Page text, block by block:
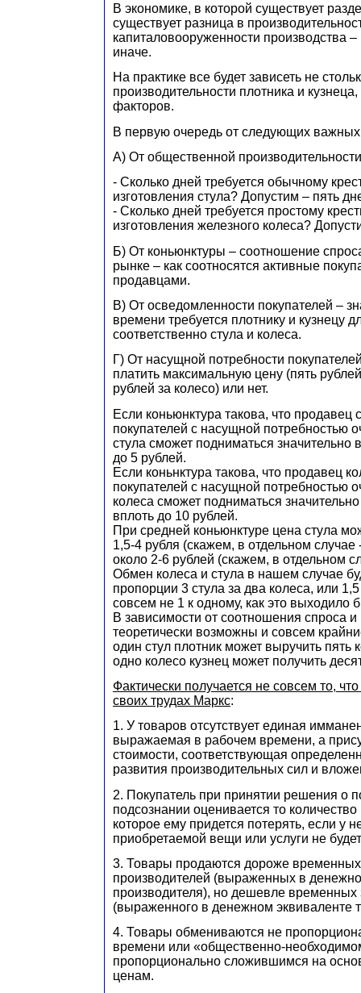
В экономике, в которой существует
существует разница в
капиталовооруженности производства
иначе.
На практике все будет зависеть не
производительности плотника и кузнеца,
факторов.
В первую очередь от следующих
А) От общественной
- Сколько дней требуется обычному
изготовления стула? Допустим – пять
- Сколько дней требуется простому
изготовления железного колеса?
Б) От коньюнктуры – соотношение
рынке – как соотносятся активные
продавцами.
В) От осведомленности покупателей –
времени требуется плотнику и кузнецу
соответственно стула и колеса.
Г) От насущной потребности
платить максимальную цену (пять
рублей за колесо) или нет.
Если коньюнктура такова, что продавец
покупателей с насущной потребностью
стула сможет подниматься значительно
до 5 рублей.
Если коньнктура такова, что продавец
покупателей с насущной потребностью
колеса сможет подниматься
вплоть до 10 рублей.
При средней коньюнктуре цена стула
1,5-4 рубля (скажем, в отдельном случае
около 2-6 рублей (скажем, в отдельном
Обмен колеса и стула в нашем случае
пропорции 3 стула за два колеса, или
совсем не 1 к одному, как это выходило
В зависимости от соотношения спроса
теоретически возможны и совсем
один стул плотник может выручить пять
одно колесо кузнец может получить
Фактически получается не совсем то,
своих трудах Маркс:
1. У товаров отсутствует единая
выражаемая в рабочем времени, а
стоимости, соответствующая
развития производительных сил и
2. Покупатель при принятии решения о
подсознании оценивается то
которое ему придется потерять, если у
приобретаемой вещи или услуги не
3. Товары продаются дороже временных
производителей (выраженных в
производителя), но дешевле временных
(выраженного в денежном эквиваленте
4. Товары обмениваются не
времени или «общественно-
пропорционально сложившимся на
ценам.